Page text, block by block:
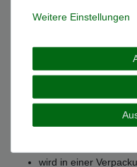
Material: Sterling-
Verschlussart:
Creolen Breite: 2 mm
Creolen
Das angegebene
Durch die
wird in einer
Weitere Einstellungen